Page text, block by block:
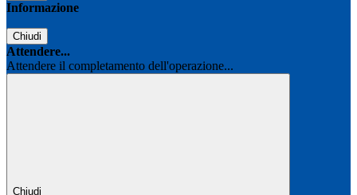
Informazione
Chiudi
Attendere...
Attendere il completamento dell'operazione...
Chiudi